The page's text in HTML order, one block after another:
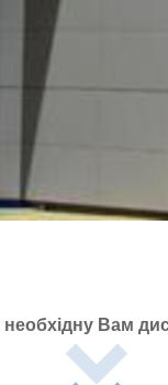
необхідну Вам